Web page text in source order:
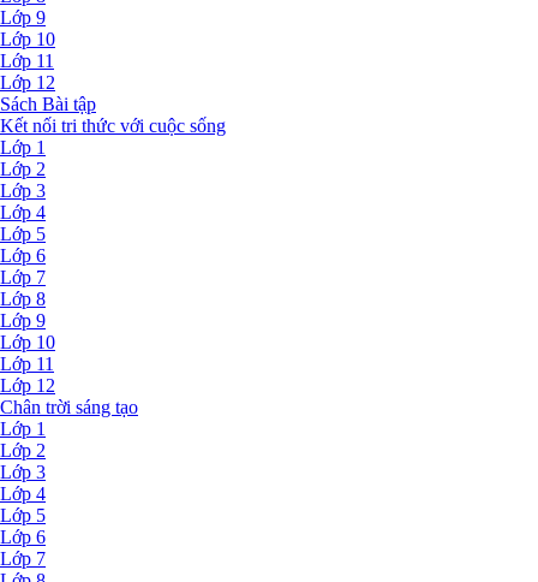
Lớp 9
Lớp 10
Lớp 11
Lớp 12
Sách Bài tập
Kết nối tri thức với cuộc sống
Lớp 1
Lớp 2
Lớp 3
Lớp 4
Lớp 5
Lớp 6
Lớp 7
Lớp 8
Lớp 9
Lớp 10
Lớp 11
Lớp 12
Chân trời sáng tạo
Lớp 1
Lớp 2
Lớp 3
Lớp 4
Lớp 5
Lớp 6
Lớp 7